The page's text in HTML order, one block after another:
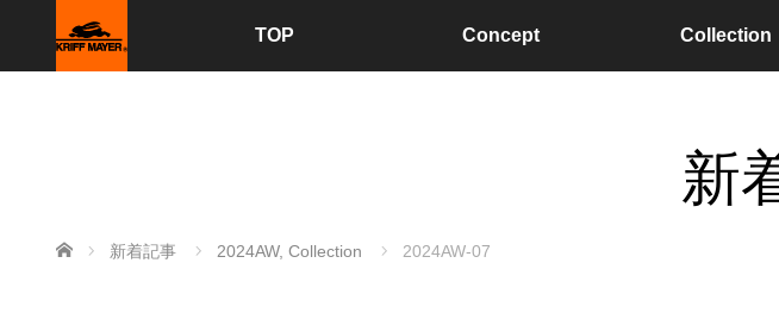
TOP Concept Collection
新
ホーム 新着記事 2024AW, Collection 2024AW-07